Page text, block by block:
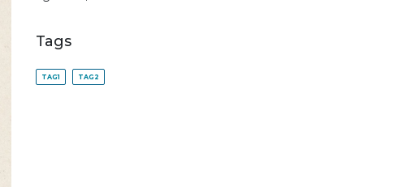
Tags
TAG1 TAG2